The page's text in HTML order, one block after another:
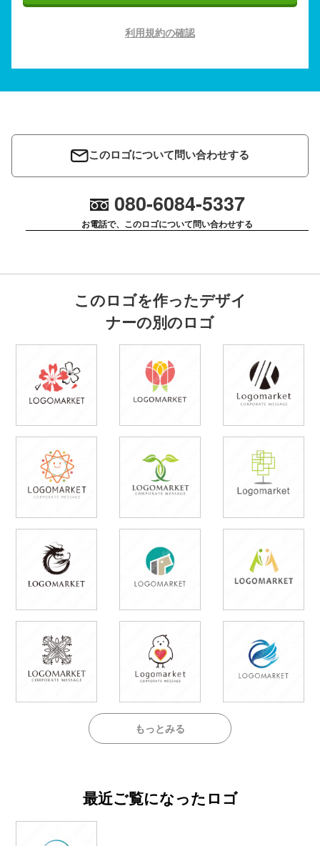
利用規約の確認
このロゴについて問い合わせする
080-6084-5337
お電話で、このロゴについて問い合わせする
このロゴを作ったデザイ
ナーの別のロゴ
もっとみる
最近ご覧になったロゴ